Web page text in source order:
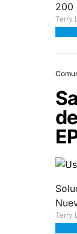
200
Terry
Terry